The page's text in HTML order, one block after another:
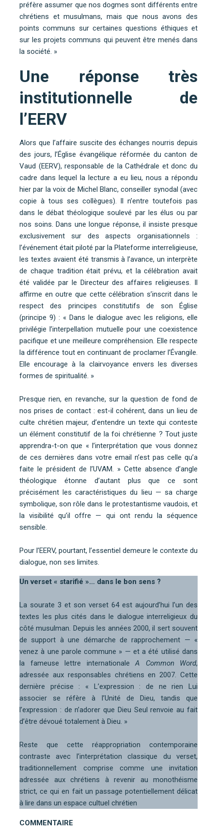
préfère assumer que nos dogmes sont différents entre
chrétiens et musulmans, mais que nous avons des
points communs sur certaines questions éthiques et
sur les projets communs qui peuvent être menés dans
la société. »
Une réponse très
institutionnelle de
l’EERV
Alors que l’affaire suscite des échanges nourris depuis
des jours, l’Église évangélique réformée du canton de
Vaud (EERV), responsable de la Cathédrale et donc du
cadre dans lequel la lecture a eu lieu, nous a répondu
hier par la voix de Michel Blanc, conseiller synodal (avec
copie à tous ses collègues). Il n’entre toutefois pas
dans le débat théologique soulevé par les élus ou par
nos soins. Dans une longue réponse, il insiste presque
exclusivement sur des aspects organisationnels :
l’événement était piloté par la Plateforme interreligieuse,
les textes avaient été transmis à l’avance, un interprète
de chaque tradition était prévu, et la célébration avait
été validée par le Directeur des affaires religieuses. Il
affirme en outre que cette célébration s’inscrit dans le
respect des principes constitutifs de son Église
(principe 9) : « Dans le dialogue avec les religions, elle
privilégie l’interpellation mutuelle pour une coexistence
pacifique et une meilleure compréhension. Elle respecte
la différence tout en continuant de proclamer l’Évangile.
Elle encourage à la clairvoyance envers les diverses
formes de spiritualité. »
Presque rien, en revanche, sur la question de fond de
nos prises de contact : est-il cohérent, dans un lieu de
culte chrétien majeur, d’entendre un texte qui conteste
un élément constitutif de la foi chrétienne ? Tout juste
apprendra-t-on que « l’interprétation que vous donnez
de ces dernières dans votre email n’est pas celle qu’a
faite le président de l’UVAM. » Cette absence d’angle
théologique étonne d’autant plus que ce sont
précisément les caractéristiques du lieu — sa charge
symbolique, son rôle dans le protestantisme vaudois, et
la visibilité qu’il offre — qui ont rendu la séquence
sensible.
Pour l’EERV, pourtant, l’essentiel demeure le contexte du
dialogue, non ses limites.
Un verset « starifié »… dans le bon sens ?
La sourate 3 et son verset 64 est aujourd’hui l’un des
textes les plus cités dans le dialogue interreligieux du
côté musulman. Depuis les années 2000, il sert souvent
de support à une démarche de rapprochement — «
venez à une parole commune » — et a été utilisé dans
la fameuse lettre internationaleA Common Word,
adressée aux responsables chrétiens en 2007. Cette
dernière précise : « L’expression : de ne rien Lui
associer se réfère à l’Unité de Dieu, tandis que
l’expression : de n’adorer que Dieu Seul renvoie au fait
d’être dévoué totalement à Dieu. »
Reste que cette réappropriation contemporaine
contraste avec l’interprétation classique du verset,
traditionnellement comprise comme une invitation
adressée aux chrétiens à revenir au monothéisme
strict, ce qui en fait un passage potentiellement délicat
à lire dans un espace cultuel chrétien
COMMENTAIRE